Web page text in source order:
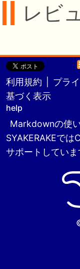
レビ
利用規約
プラ
基づく表示
help
Markdownの使
SYAKERAKEで
サポートしていま